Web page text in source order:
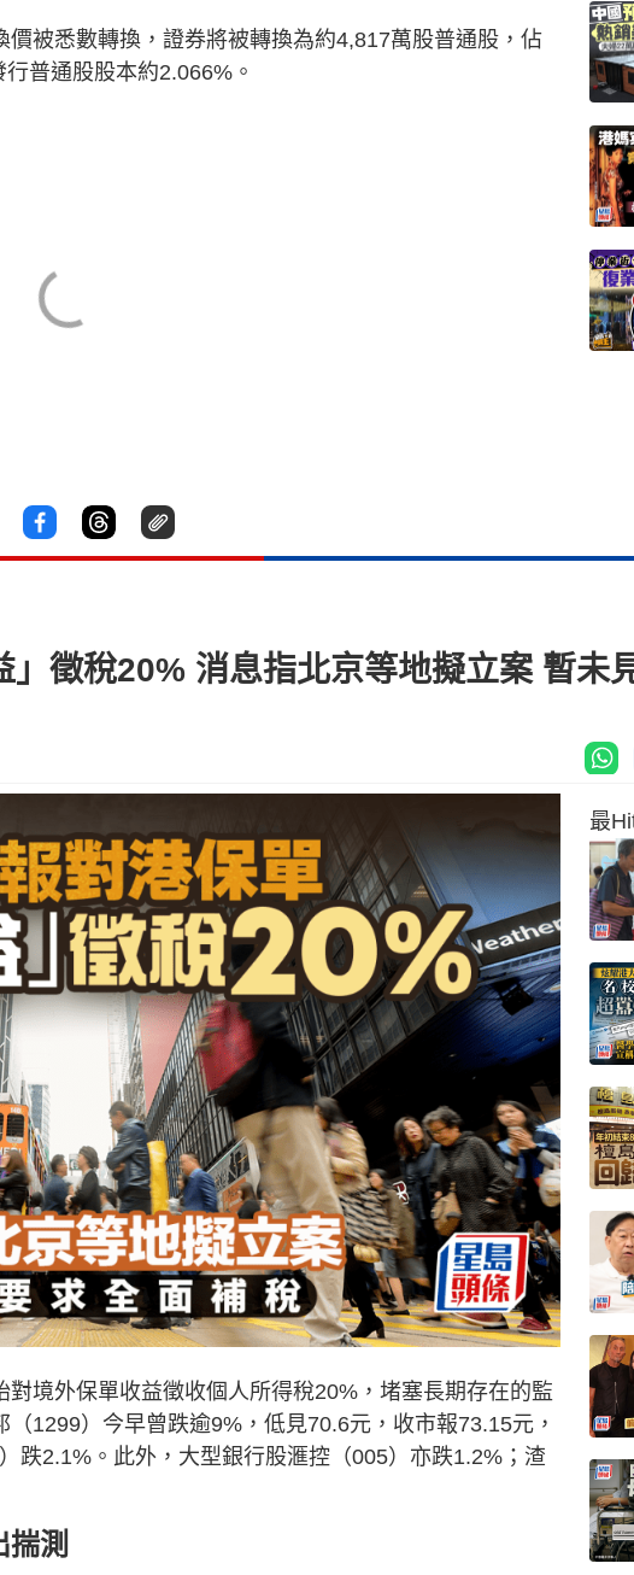
被悉數轉換，證券將被轉換為約4,817萬股普通股，佔
普通股股本約2.066%。
」徵稅20% 消息指北京等地擬立案 暫未
境外保單收益徵收個人所得稅20%，堵塞長期存在的監
1299）今早曾跌逾9%，低見70.6元，收市報73.15元，
跌2.1%。此外，大型銀行股滙控（005）亦跌1.2%；渣
測
最